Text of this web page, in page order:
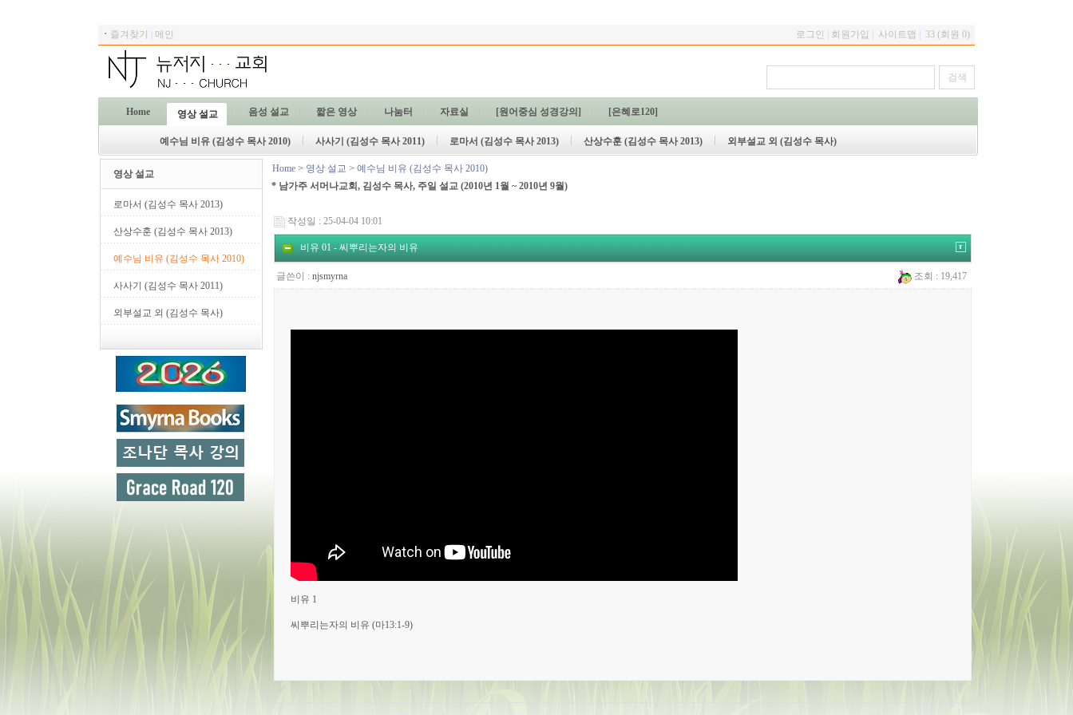
ㆍ 즐겨찾기 메인 로그인 회원가입 사이트맵 33 (회원 0)
Home 영상 설교 음성 설교 짧은 영상 나눔터 자료실 [원어중심 성경강의] [은혜로120]
예수님 비유 (김성수 목사 2010) 사사기 (김성수 목사 2011) 로마서 (김성수 목사 2013) 산상수훈 (김성수 목사 2013) 외부설교 외 (김성수 목사)
영상 설교
로마서 (김성수 목사 2013)
산상수훈 (김성수 목사 2013)
예수님 비유 (김성수 목사 2010)
사사기 (김성수 목사 2011)
외부설교 외 (김성수 목사)
Home > 영상 설교 > 예수님 비유 (김성수 목사 2010)
* 남가주 서머나교회, 김성수 목사, 주일 설교 (2010년 1월 ~ 2010년 9월)
작성일 : 25-04-04 10:01
비유 01 - 씨뿌리는자의 비유
글쓴이 : njsmyrna 조회 : 19,417
비유 1
씨뿌리는자의 비유 (마13:1-9)